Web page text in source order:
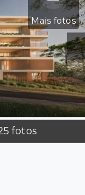
Mais fotos
fotos